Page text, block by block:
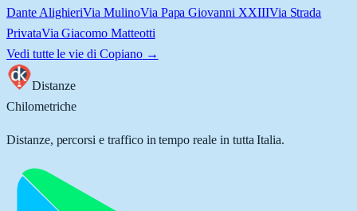
Dante AlighieriVia MulinoVia Papa Giovanni XXIIIVia Strada
PrivataVia Giacomo Matteotti
Vedi tutte le vie di Copiano→
Distanze
Chilometriche
Distanze, percorsi e traffico in tempo reale in tutta Italia.